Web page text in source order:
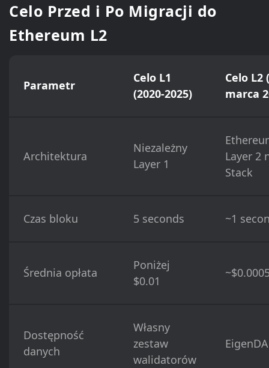
Celo Przed i Po Migracji do
Ethereum L2
Parametr
Celo L1
(2020-2025)
Celo L2
marca
Architektura
Niezależny
Layer 1
Layer 2
Stack
Czas bloku 5 seconds ~1
Średnia opłata
Poniżej
$0.01
Dostępność
danych
Własny
zestaw
walidatorów